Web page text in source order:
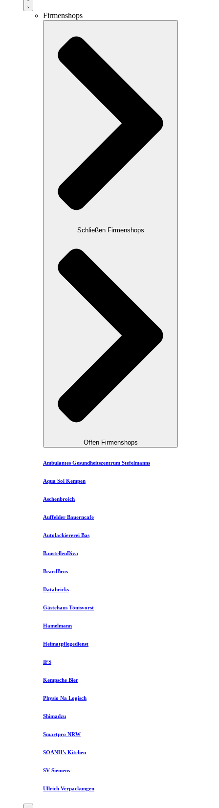
Firmenshops
Schließen Firmenshops
Offen Firmenshops
Ambulantes Gesundheitszentrum Stefelmanns
Aqua Sol Kempen
Aschenbroich
Auffelder Bauerncafe
Autolackiererei Bas
BaustellenDiva
BeardBros
Databricks
Gästehaus Tönisvorst
Hamelmann
Heimatpflegedienst
IFS
Kempsche Bier
Physio Na Logisch
Shimadzu
Smartpro NRW
SOANH's Kitchen
SV Siemens
Ullrich Verpackungen